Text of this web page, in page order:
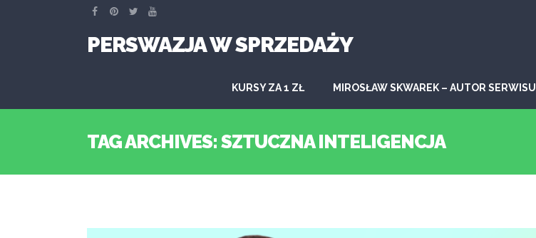
PERSWAZJA W SPRZEDAŻY
KURSY ZA 1 ZŁ MIROSŁAW SKWAREK – AUTOR SERWISU
TAG ARCHIVES: SZTUCZNA INTELIGENCJA